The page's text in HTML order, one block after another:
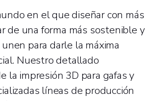
en el que diseñar con más
de una forma más sostenible y
para darle la máxima
Nuestro detallado
la impresión 3D para gafas y
líneas de producción